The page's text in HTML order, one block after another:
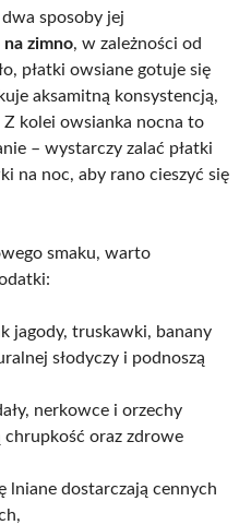
sposoby jej
na zimno, w zależności od
płatki owsiane gotuje się
aksamitną konsystencją,
Z kolei owsianka nocna to
– wystarczy zalać płatki
na noc, aby rano cieszyć się
smaku, warto
jagody, truskawki, banany
słodyczy i podnoszą
nerkowce i orzechy
chrupkość oraz zdrowe
lniane dostarczają cennych